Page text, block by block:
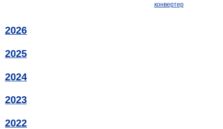
конвертер
2026
2025
2024
2023
2022